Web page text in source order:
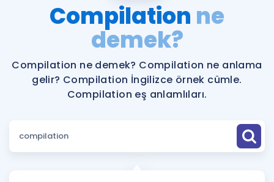
Şifremi Hatırlamıyorum
Katılımcı Görüşleri
Faydalı Araçlar
Ücretsiz Kaynaklar
Puan Hesaplama
İngilizce Gramer
Compilation ne
demek?
Compilation ne demek? Compilation ne anlama
gelir? Compilation İngilizce örnek cümle.
Compilation eş anlamlıları.